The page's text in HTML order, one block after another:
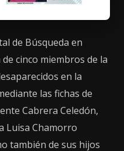
de Búsqueda en
cinco miembros de la
en la
las fichas de
Cabrera Celedón,
Luisa Chamorro
también de sus hijos